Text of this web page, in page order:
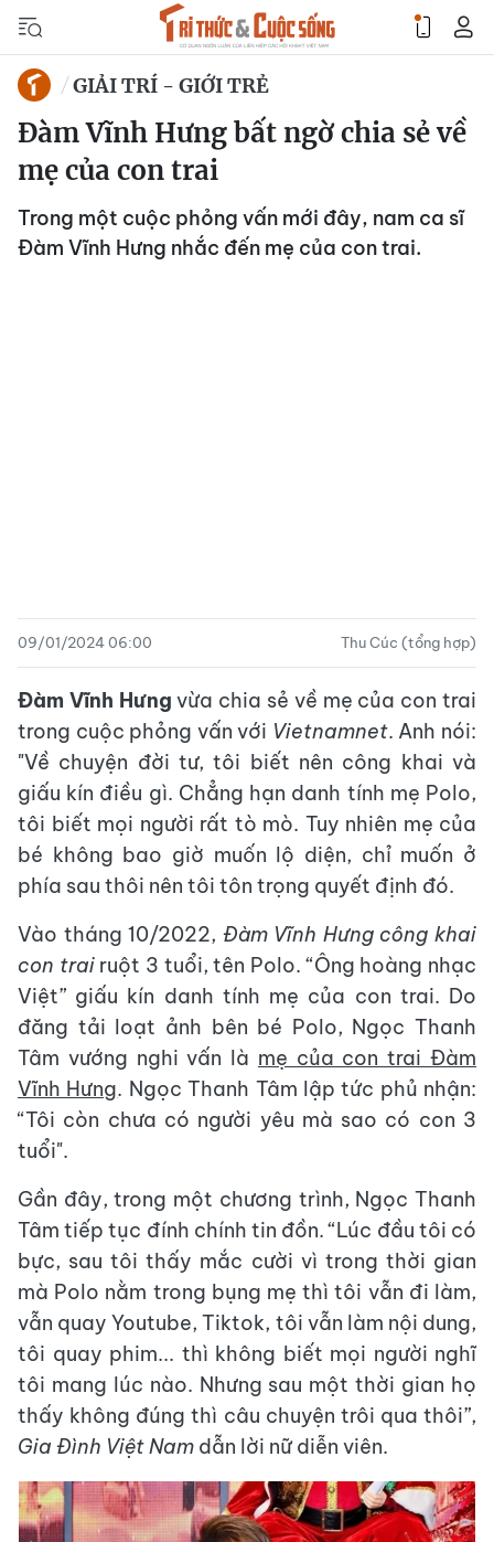
GIẢI TRÍ - GIỚI TRẺ
Đàm Vĩnh Hưng bất ngờ chia sẻ về
mẹ của con trai
Trong một cuộc phỏng vấn mới đây, nam ca sĩ
Đàm Vĩnh Hưng nhắc đến mẹ của con trai.
09/01/2024 06:00 Thu Cúc (tổng hợp)
Đàm Vĩnh Hưng vừa chia sẻ về mẹ của con trai
trong cuộc phỏng vấn với Vietnamnet. Anh nói:
"Về chuyện đời tư, tôi biết nên công khai và
giấu kín điều gì. Chẳng hạn danh tính mẹ Polo,
tôi biết mọi người rất tò mò. Tuy nhiên mẹ của
bé không bao giờ muốn lộ diện, chỉ muốn ở
phía sau thôi nên tôi tôn trọng quyết định đó.
Vào tháng 10/2022, Đàm Vĩnh Hưng công khai
con trai ruột 3 tuổi, tên Polo. “Ông hoàng nhạc
Việt” giấu kín danh tính mẹ của con trai. Do
đăng tải loạt ảnh bên bé Polo, Ngọc Thanh
Tâm vướng nghi vấn là mẹ của con trai Đàm
Vĩnh Hưng. Ngọc Thanh Tâm lập tức phủ nhận:
“Tôi còn chưa có người yêu mà sao có con 3
tuổi".
Gần đây, trong một chương trình, Ngọc Thanh
Tâm tiếp tục đính chính tin đồn. “Lúc đầu tôi có
bực, sau tôi thấy mắc cười vì trong thời gian
mà Polo nằm trong bụng mẹ thì tôi vẫn đi làm,
vẫn quay Youtube, Tiktok, tôi vẫn làm nội dung,
tôi quay phim... thì không biết mọi người nghĩ
tôi mang lúc nào. Nhưng sau một thời gian họ
thấy không đúng thì câu chuyện trôi qua thôi”,
Gia Đình Việt Nam dẫn lời nữ diễn viên.